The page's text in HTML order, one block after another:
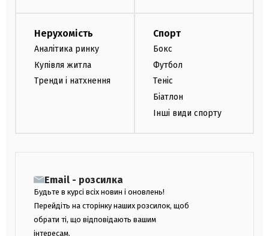
Нерухомість
Аналітика ринку
Купівля житла
Тренди і натхнення
Спорт
Бокс
Футбол
Теніс
Біатлон
Інші види спорту
Email - розсилка
Будьте в курсі всіх новин і оновлень!
Перейдіть на сторінку наших розсилок, щоб
обрати ті, що відповідають вашим
інтересам.